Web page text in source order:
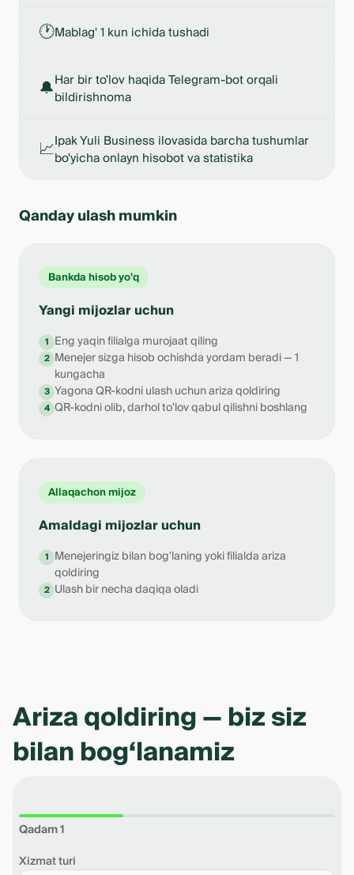
🕐Mablag' 1 kun ichida tushadi
🔔Har bir to'lov haqida Telegram-bot orqali
bildirishnoma
📈Ipak Yuli Business ilovasida barcha tushumlar
bo'yicha onlayn hisobot va statistika
Qanday ulash mumkin
Bankda hisob yo'q
Yangi mijozlar uchun
1 Eng yaqin filialga murojaat qiling
2 Menejer sizga hisob ochishda yordam beradi — 1
kungacha
3 Yagona QR-kodni ulash uchun ariza qoldiring
4 QR-kodni olib, darhol to'lov qabul qilishni boshlang
Allaqachon mijoz
Amaldagi mijozlar uchun
1 Menejeringiz bilan bog'laning yoki filialda ariza
qoldiring
2 Ulash bir necha daqiqa oladi
Ariza qoldiring — biz siz
bilan bog‘lanamiz
Qadam 1
Xizmat turi